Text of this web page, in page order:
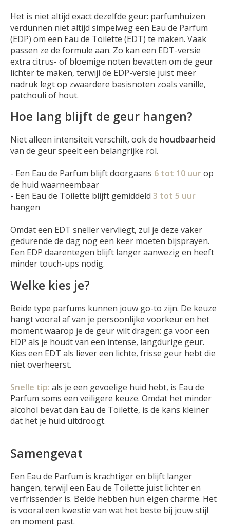
Het is niet altijd exact dezelfde geur: parfumhuizen
verdunnen niet altijd simpelweg een Eau de Parfum
(EDP) om een Eau de Toilette (EDT) te maken. Vaak
passen ze de formule aan. Zo kan een EDT-versie
extra citrus- of bloemige noten bevatten om de geur
lichter te maken, terwijl de EDP-versie juist meer
nadruk legt op zwaardere basisnoten zoals vanille,
patchouli of hout.
Hoe lang blijft de geur hangen?
Niet alleen intensiteit verschilt, ook de houdbaarheid
van de geur speelt een belangrijke rol.
- Een Eau de Parfum blijft doorgaans 6 tot 10 uurop
de huid waarneembaar
- Een Eau de Toilette blijft gemiddeld 3 tot 5 uur
hangen
Omdat een EDT sneller vervliegt, zul je deze vaker
gedurende de dag nog een keer moeten bijsprayen.
Een EDP daarentegen blijft langer aanwezig en heeft
minder touch-ups nodig.
Welke kies je?
Beide type parfums kunnen jouw go-to zijn. De keuze
hangt vooral af van je persoonlijke voorkeur en het
moment waarop je de geur wilt dragen: ga voor een
EDP als je houdt van een intense, langdurige geur.
Kies een EDT als liever een lichte, frisse geur hebt die
niet overheerst.
Snelle tip: als je een gevoelige huid hebt, is Eau de
Parfum soms een veiligere keuze. Omdat het minder
alcohol bevat dan Eau de Toilette, is de kans kleiner
dat het je huid uitdroogt.
Samengevat
Een Eau de Parfum is krachtiger en blijft langer
hangen, terwijl een Eau de Toilette juist lichter en
verfrissender is. Beide hebben hun eigen charme. Het
is vooral een kwestie van wat het beste bij jouw stijl
en moment past.